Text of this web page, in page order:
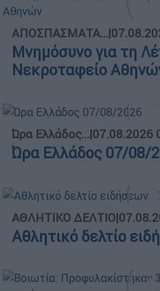
ΑΠΟΣΠΑΣΜΑΤΑ...|
Μνημόσυνο για τη
Νεκροταφείο
Ώρα Ελλάδος...|07.08.2026
Ώρα Ελλάδος 07/08/
ΑΘΛΗΤΙΚΟ ΔΕΛΤΙΟ|
Αθλητικό δελτίο